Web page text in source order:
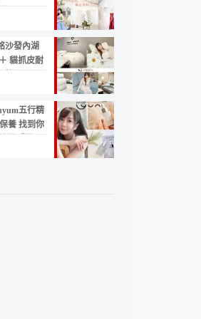
！
沙發內湖
貓抓皮耐
格透明
五行精
養 找到你
選「潤・
的平衡